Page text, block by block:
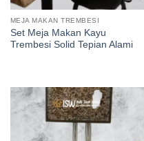
MEJA MAKAN TREMBESI
Set Meja Makan Kayu
Trembesi Solid Tepian Alami